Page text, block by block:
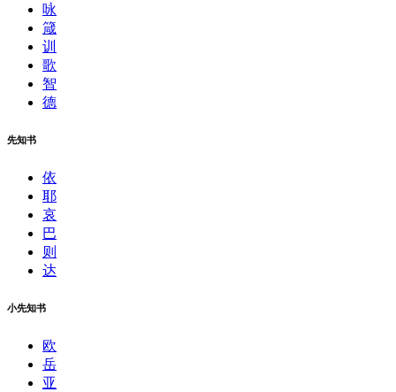
咏
箴
训
歌
智
德
先知书
依
耶
哀
巴
则
达
小先知书
欧
岳
亚